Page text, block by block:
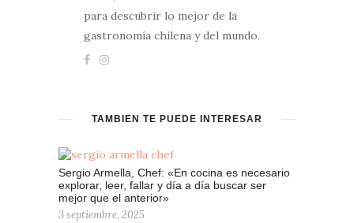
para descubrir lo mejor de la
gastronomía chilena y del mundo.
TAMBIÉN TE PUEDE INTERESAR
Sergio Armella, Chef: «En cocina es necesario
explorar, leer, fallar y día a día buscar ser
mejor que el anterior»
3 septiembre, 2025